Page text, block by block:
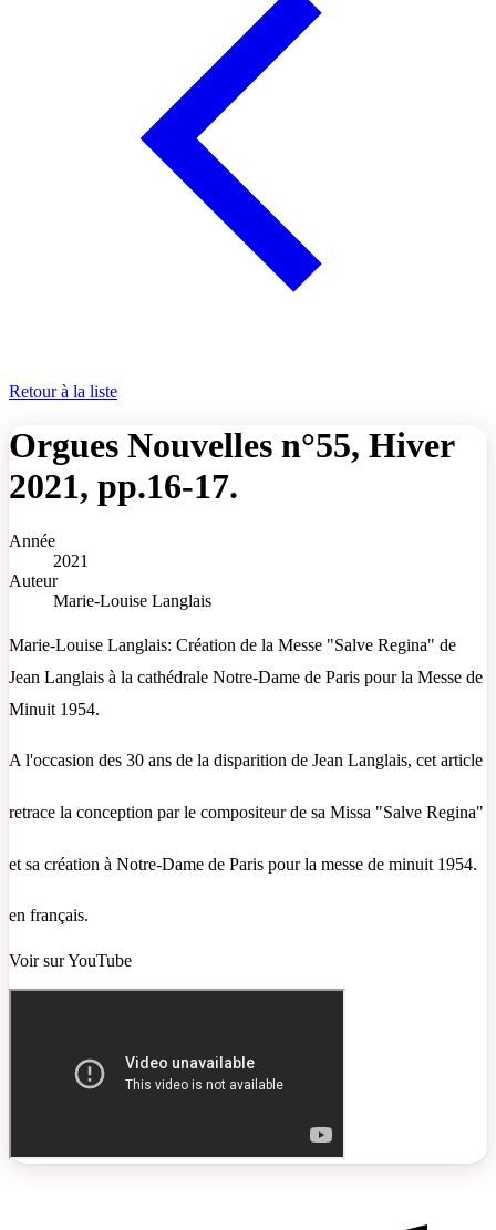
Retour à la liste
Orgues Nouvelles n°55, Hiver
2021, pp.16-17.
Année
2021
Auteur
Marie-Louise Langlais
Marie-Louise Langlais: Création de la Messe "Salve Regina" de
Jean Langlais à la cathédrale Notre-Dame de Paris pour la Messe de
Minuit 1954.
A l'occasion des 30 ans de la disparition de Jean Langlais, cet article
retrace la conception par le compositeur de sa Missa "Salve Regina"
et sa création à Notre-Dame de Paris pour la messe de minuit 1954.
en français.
Voir sur YouTube